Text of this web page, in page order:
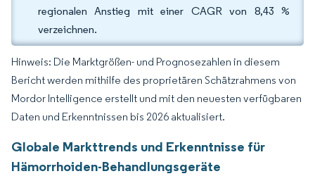
regionalen Anstieg mit einer CAGR von 8,43 %
verzeichnen.
Hinweis: Die Marktgrößen- und Prognosezahlen in diesem
Bericht werden mithilfe des proprietären Schätzrahmens von
Mordor Intelligence erstellt und mit den neuesten verfügbaren
Daten und Erkenntnissen bis 2026 aktualisiert.
Globale Markttrends und Erkenntnisse für
Hämorrhoiden-Behandlungsgeräte